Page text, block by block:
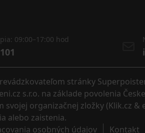
09:00–17:00 hod
stránky
s.r.o. na základe povolenia
organizačnej zložky (Klik.cz &
alebo zaistenia.
osobných údajov
Kontakt